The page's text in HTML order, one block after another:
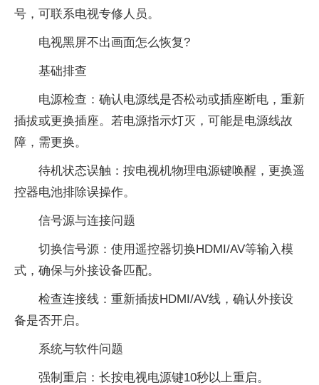
号，可联系电视专修人员。
电视黑屏不出画面怎么恢复?
‌基础排查‌
‌电源检查‌：确认电源线是否松动或插座断电，重新
插拔或更换插座。若电源指示灯灭，可能是电源线故
障，需更换。
‌待机状态误触‌：按电视机物理电源键唤醒，更换遥
控器电池排除误操作。
‌信号源与连接问题‌
‌切换信号源‌：使用遥控器切换HDMI/AV等输入模
式，确保与外接设备匹配。
‌检查连接线‌：重新插拔HDMI/AV线，确认外接设
备是否开启。
‌系统与软件问题‌
‌强制重启‌：长按电视电源键10秒以上重启。